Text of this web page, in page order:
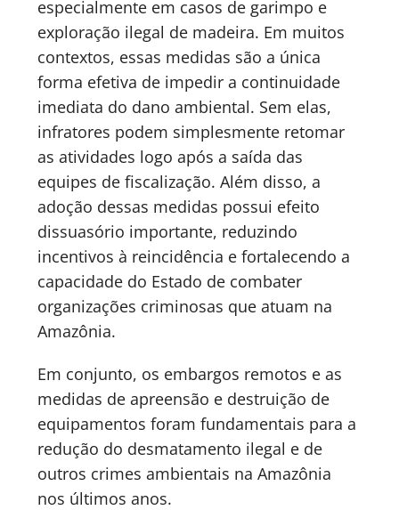
especialmente em casos de garimpo e
exploração ilegal de madeira. Em muitos
contextos, essas medidas são a única
forma efetiva de impedir a continuidade
imediata do dano ambiental. Sem elas,
infratores podem simplesmente retomar
as atividades logo após a saída das
equipes de fiscalização. Além disso, a
adoção dessas medidas possui efeito
dissuasório importante, reduzindo
incentivos à reincidência e fortalecendo a
capacidade do Estado de combater
organizações criminosas que atuam na
Amazônia.
Em conjunto, os embargos remotos e as
medidas de apreensão e destruição de
equipamentos foram fundamentais para a
redução do desmatamento ilegal e de
outros crimes ambientais na Amazônia
nos últimos anos.